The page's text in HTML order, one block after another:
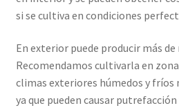
si se cultiva en condiciones
En exterior puede producir más
Recomendamos cultivarla en
climas exteriores húmedos y fríos
ya que pueden causar